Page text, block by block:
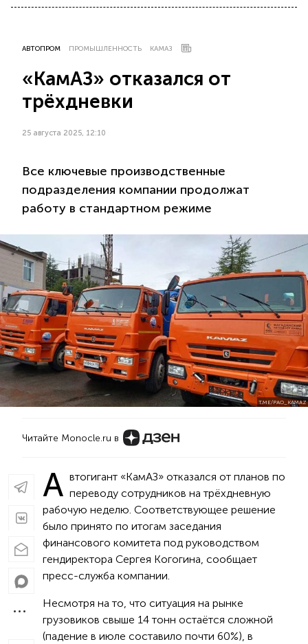
АВТОПРОМ ПРОМЫШЛЕННОСТЬ КАМАЗ
«КамАЗ» отказался от
трёхдневки
25 августа 2025, 12:10
Все ключевые производственные
подразделения компании продолжат
работу в стандартном режиме
T.ME/PAO_KAMAZ
Читайте Monocle.ru в
А втогигант «КамАЗ» отказался от планов по
переводу сотрудников на трёхдневную
рабочую неделю. Соответствующее решение
было принято по итогам заседания
финансового комитета под руководством
гендиректора Сергея Когогина, сообщает
пресс-служба компании.
Несмотря на то, что ситуация на рынке
грузовиков свыше 14 тонн остаётся сложной
(падение в июле составило почти 60%), в